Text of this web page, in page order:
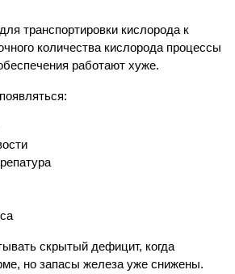
транспортировки кислорода к
количества кислорода процессы
работают хуже.
скрытый дефицит, когда
но запасы железа уже снижены.